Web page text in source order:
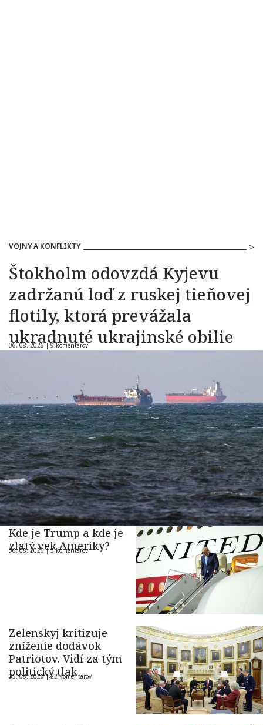
VOJNY A KONFLIKTY
Štokholm odovzdá Kyjevu
zadržanú loď z ruskej tieňovej
flotily, ktorá prevážala
ukradnuté ukrajinské obilie
06. 08. 2026 |9 komentárov
Kde je Trump a kde je
zlatý vek Ameriky?
06. 08. 2026 |5 komentárov
Zelenskyj kritizuje
zníženie dodávok
Patriotov. Vidí za tým
politický tlak
05. 08. 2026 |22 komentárov